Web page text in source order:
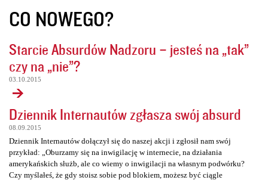
CO NOWEGO?
Starcie Absurdów Nadzoru – jesteś na „tak”
czy na „nie”?
03.10.2015
Dziennik Internautów zgłasza swój absurd
08.09.2015
Dziennik Internautów dołączył się do naszej akcji i zgłosił nam swój
przykład: „Oburzamy się na inwigilację w internecie, na działania
amerykańskich służb, ale co wiemy o inwigilacji na własnym podwórku?
Czy myślałeś, że gdy stoisz sobie pod blokiem, możesz być ciągle